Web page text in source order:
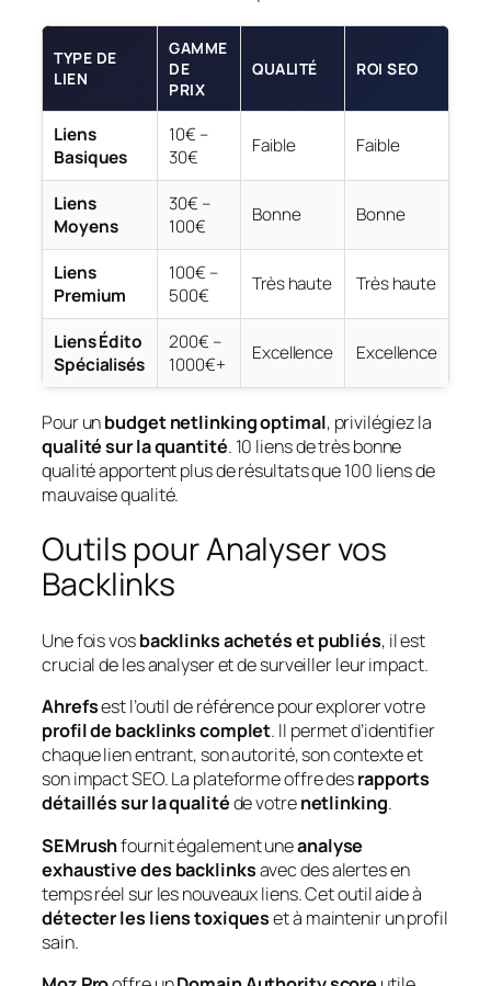
TYPE DE
LIEN
GAMME
DE
PRIX
QUALITÉ ROI SEO
Liens
Basiques
10€ –
30€
Faible Faible
Liens
Moyens
30€ –
100€
Bonne Bonne
Liens
Premium
100€ –
500€
Très haute Très haute
Liens Édito
Spécialisés
200€ –
1000€+
Excellence Excellence
Pour unbudget netlinking optimal, privilégiez la
qualité sur la quantité. 10 liens de très bonne
qualité apportent plus de résultats que 100 liens de
mauvaise qualité.
Outils pour Analyser vos
Backlinks
Une fois vosbacklinks achetés et publiés, il est
crucial de les analyser et de surveiller leur impact.
Ahrefsest l’outil de référence pour explorer votre
profil de backlinks complet. Il permet d’identifier
chaque lien entrant, son autorité, son contexte et
son impact SEO. La plateforme offre desrapports
détaillés sur la qualitéde votrenetlinking.
SEMrushfournit également uneanalyse
exhaustive des backlinksavec des alertes en
temps réel sur les nouveaux liens. Cet outil aide à
détecter les liens toxiqueset à maintenir un profil
sain.